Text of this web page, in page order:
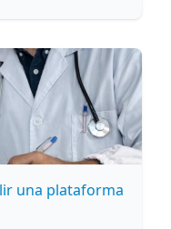
una plataforma